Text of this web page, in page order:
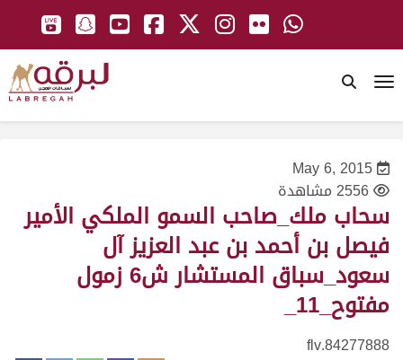
May 6, 2015
2556 مشاهدة
سحاب ملك_صاحب السمو الملكي الأمير
فيصل بن أحمد بن عبد العزيز آل
سعود_سباق المستشار ش6 زمول
مفتوح_11_
84277888.flv